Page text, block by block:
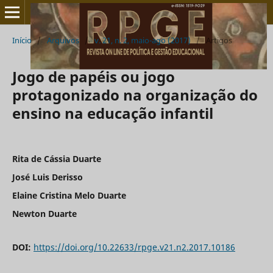
Início / Arquivos / v. 21, n. 2, maio-ago (2017) / Artigos
Jogo de papéis ou jogo
protagonizado na organização do
ensino na educação infantil
Rita de Cássia Duarte
José Luis Derisso
Elaine Cristina Melo Duarte
Newton Duarte
DOI: https://doi.org/10.22633/rpge.v21.n2.2017.10186